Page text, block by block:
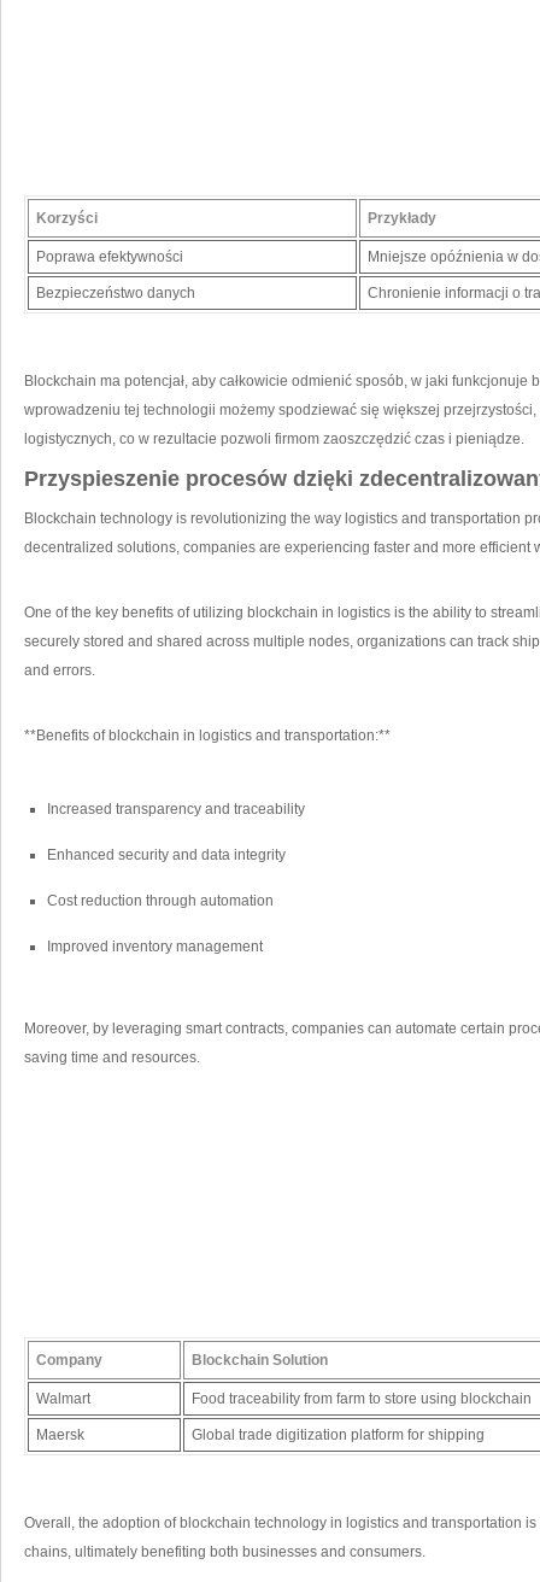
Korzyści Przykłady
Poprawa efektywności Mniejsze opóźnienia w
Bezpieczeństwo danych Chronienie informacji ‌o
Blockchain ma potencjał,⁣ aby całkowicie ⁤odmienić sposób, w ​jaki funkcjonuje
wprowadzeniu tej technologii możemy spodziewać się większej
logistycznych, co w ​rezultacie pozwoli firmom zaoszczędzić​ czas i pieniądze.
Przyspieszenie procesów dzięki
Blockchain technology is revolutionizing the way logistics and transportation
decentralized⁣ solutions, companies ⁢are experiencing faster and more efficient
One of the⁣ key benefits‍ of utilizing blockchain in logistics is ⁤the ability ⁤to⁤
securely stored and shared⁣ across multiple nodes, organizations can track⁤
and errors.
**Benefits of ‌blockchain​ in logistics and transportation:**
Increased transparency‍ and traceability
Enhanced security and⁤ data integrity
Cost reduction through⁣ automation
Improved inventory management
Moreover, by leveraging smart contracts,​ companies can automate certain
saving time and resources.
Company Blockchain Solution
Walmart Food traceability from farm to store​ using blockchain
Maersk Global trade digitization ‌platform ⁤for shipping
Overall, the ‍adoption of blockchain⁤ technology in logistics and transportation
chains, ultimately benefiting both businesses and consumers.